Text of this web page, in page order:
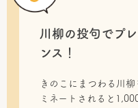
川柳の投句でプ
ンス！
きのこにまつわる川
ミネートされると